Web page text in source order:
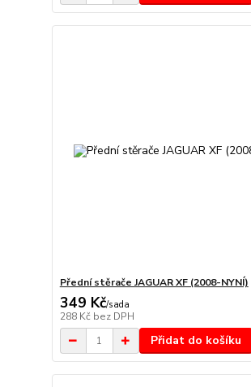
Přední stěrače JAGUAR XF (2008-NYNÍ)
349 Kč/sada
288 Kč bez DPH
Přidat do košíku